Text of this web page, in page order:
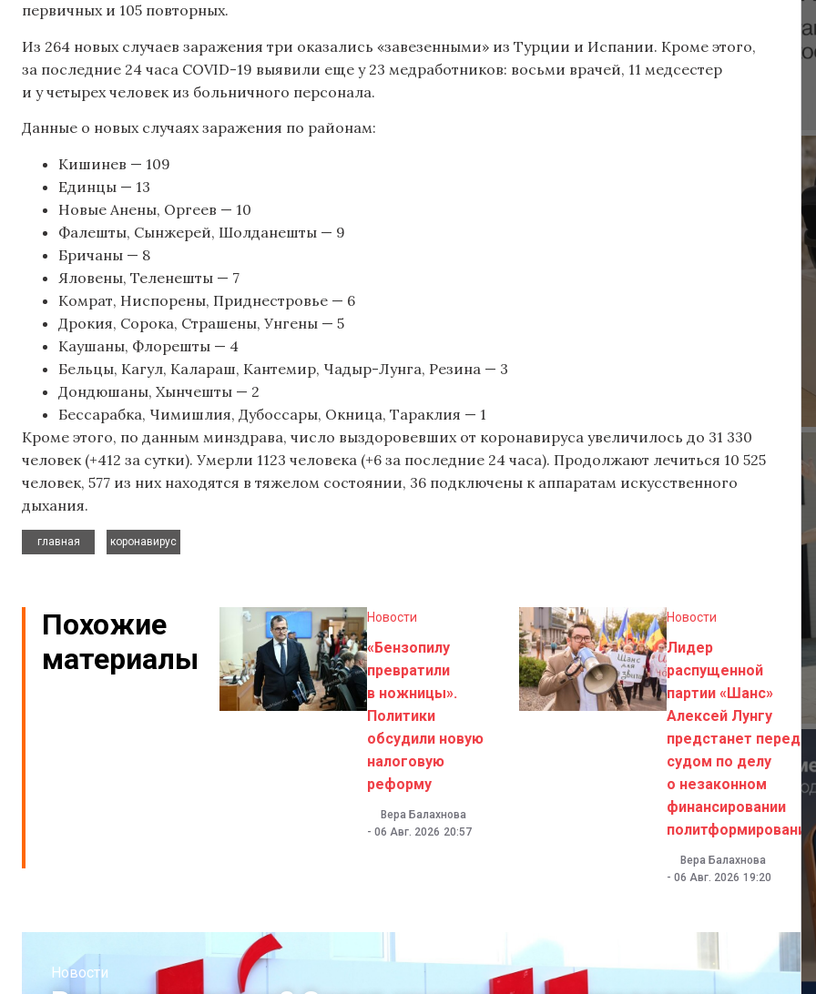
первичных и 105 повторных.
Из 264 новых случаев заражения три оказались «завезенными» из Турции и Испании. Кроме этого,
за последние 24 часа COVID-19 выявили еще у 23 медработников: восьми врачей, 11 медсестер
и у четырех человек из больничного персонала.
Данные о новых случаях заражения по районам:
Кишинев — 109
Единцы — 13
Новые Анены, Оргеев — 10
Фалешты, Сынжерей, Шолданешты — 9
Бричаны — 8
Яловены, Теленешты — 7
Комрат, Ниспорены, Приднестровье — 6
Дрокия, Сорока, Страшены, Унгены — 5
Каушаны, Флорешты — 4
Бельцы, Кагул, Калараш, Кантемир, Чадыр-Лунга, Резина — 3
Дондюшаны, Хынчешты — 2
Бессарабка, Чимишлия, Дубоссары, Окница, Тараклия — 1
Кроме этого, по данным минздрава, число выздоровевших от коронавируса увеличилось до 31 330
человек (+412 за сутки). Умерли 1123 человека (+6 за последние 24 часа). Продолжают лечиться 10 525
человек, 577 из них находятся в тяжелом состоянии, 36 подключены к аппаратам искусственного
дыхания.
главная
коронавирус
Похожие
материалы
Новости
«Бензопилу
превратили
в ножницы».
Политики
обсудили новую
налоговую
реформу
Вера Балахнова
- 06 Авг. 2026 20:57
Новости
Лидер
распущенной
партии «Шанс»
Алексей Лунгу
предстанет перед
судом по делу
о незаконном
финансировании
политформирований
Вера Балахнова
- 06 Авг. 2026 19:20
Новости